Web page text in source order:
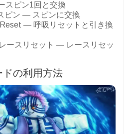
スピン1回と交換
ピン — スピンに交換
— 呼吸リセットと引き換
ースリセット — レースリセッ
ドの利用方法